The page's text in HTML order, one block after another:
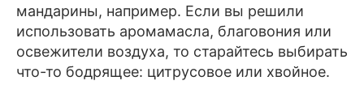
мандарины, например. Если вы решили
использовать аромамасла, благовония или
освежители воздуха, то старайтесь выбирать
что-то бодрящее: цитрусовое или хвойное.